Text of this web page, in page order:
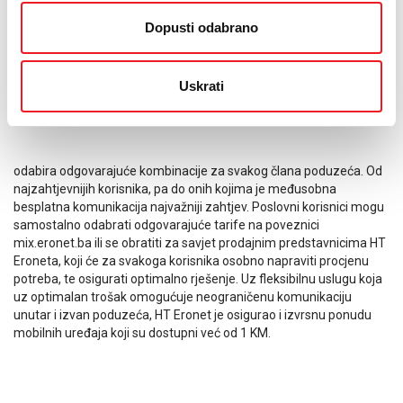
Dopusti odabrano
Uskrati
usluge. Svi zainteresirani, Cloud usluge mogu besplatno testirati.
Poslovni Mix tarife predstavili su Danko Banović iz Odjela za
marketing poslovnim korisnicima i Slaven Grbavac iz Odjela za
mogućnost
odabira odgovarajuće kombinacije za svakog člana poduzeća. Od
najzahtjevnijih korisnika, pa do onih kojima je međusobna
besplatna komunikacija najvažniji zahtjev. Poslovni korisnici mogu
samostalno odabrati odgovarajuće tarife na poveznici
mix.eronet.ba ili se obratiti za savjet prodajnim predstavnicima HT
Eroneta, koji će za svakoga korisnika osobno napraviti procjenu
potreba, te osigurati optimalno rješenje. Uz fleksibilnu uslugu koja
uz optimalan trošak omogućuje neograničenu komunikaciju
unutar i izvan poduzeća, HT Eronet je osigurao i izvrsnu ponudu
mobilnih uređaja koji su dostupni već od 1 KM.